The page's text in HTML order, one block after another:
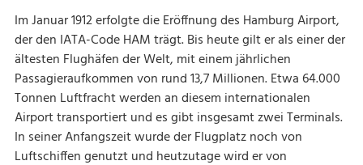
Im Januar 1912 erfolgte die Eröffnung des Hamburg Airport,
der den IATA-Code HAM trägt. Bis heute gilt er als einer der
ältesten Flughäfen der Welt, mit einem jährlichen
Passagieraufkommen von rund 13,7 Millionen. Etwa 64.000
Tonnen Luftfracht werden an diesem internationalen
Airport transportiert und es gibt insgesamt zwei Terminals.
In seiner Anfangszeit wurde der Flugplatz noch von
Luftschiffen genutzt und heutzutage wird er von